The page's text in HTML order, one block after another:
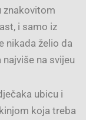
znakovitom
i samo iz
nikada želio da
na svijeu
ubicu i
koja treba